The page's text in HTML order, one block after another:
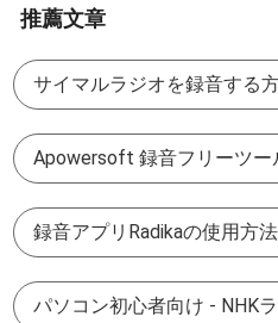
推薦文章
サイマルラジオを録音する
Apowersoft 録音フリーツー
録音アプリRadikaの使用方法
パソコン初心者向け - NHK